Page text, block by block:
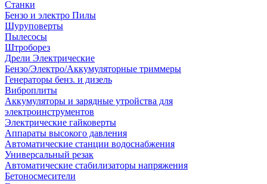
Станки
Бензо и электро Пилы
Шуруповерты
Пылесосы
Штроборез
Дрели Электрические
Бензо/Электро/Аккумуляторные триммеры
Генераторы бенз. и дизель
Виброплиты
Аккумуляторы и зарядные утройства для
электроинструментов
Электрические гайковерты
Аппараты высокого давления
Автоматические станции водоснабжения
Универсальный резак
Автоматические стабилизаторы напряжения
Бетоносмесители